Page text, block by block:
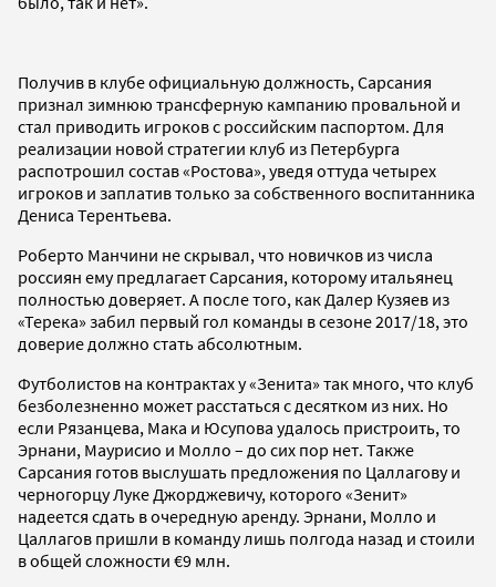
Получив в клубе официальную должность, Сарсания
признал зимнюю трансферную кампанию провальной и
стал приводить игроков с российским паспортом. Для
реализации новой стратегии клуб из Петербурга
распотрошил состав «Ростова», уведя оттуда четырех
игроков и заплатив только за собственного воспитанника
Дениса Терентьева.
Роберто Манчини не скрывал, что новичков из числа
россиян ему предлагает Сарсания, которому итальянец
полностью доверяет. А после того, как Далер Кузяев из
«Терека» забил первый гол команды в сезоне 2017/18, это
доверие должно стать абсолютным.
Футболистов на контрактах у «Зенита» так много, что клуб
безболезненно может расстаться с десятком из них. Но
если Рязанцева, Мака и Юсупова удалось пристроить, то
Эрнани, Маурисио и Молло – до сих пор нет. Также
Сарсания готов выслушать предложения по Цаллагову и
черногорцу Луке Джорджевичу, которого «Зенит»
надеется сдать в очередную аренду. Эрнани, Молло и
Цаллагов пришли в команду лишь полгода назад и стоили
в общей сложности €9 млн.